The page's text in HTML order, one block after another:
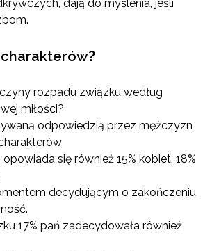
dają do myślenia, jeśli
rozpadu związku według
miłości?
odpowiedzią przez mężczyzn
się również 15% kobiet. 18%
decydującym o zakończeniu
17% pań zadecydowała również